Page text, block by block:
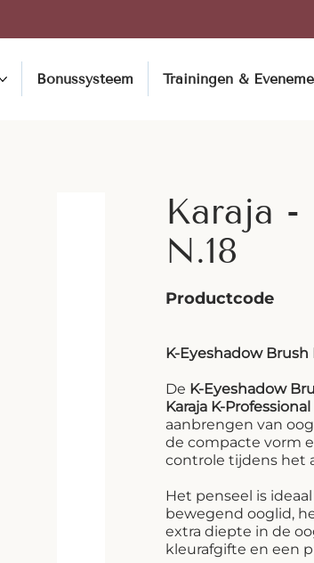
Bonussysteem Trainingen &
Karaja -
N.18
Productcode
K-Eyeshadow Brush
De K-Eyeshadow
Karaja K-
aanbrengen van
de compacte vorm
controle tijdens het
Het penseel is
bewegend ooglid,
extra diepte in de
kleurafgifte en een